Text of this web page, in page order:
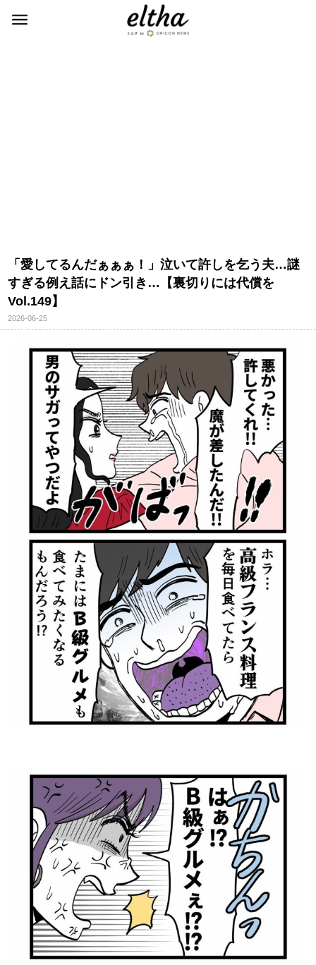
「愛してるんだぁぁぁ！」泣いて許しを乞う夫…謎
すぎる例え話にドン引き…【裏切りには代償を
Vol.149】
2026-06-25